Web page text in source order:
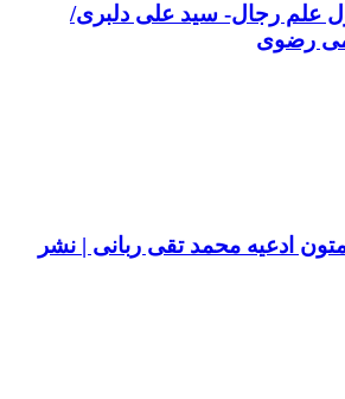
علم رجال- سید علی دلبری/
رضوی
ادعیه محمد تقی ربانی | نشر